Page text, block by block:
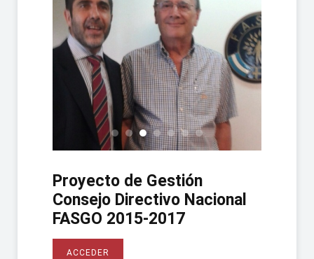
Asuncion 01
Asuncion 02
Asuncion 03
Asuncion 04
Asuncion 05
Asuncion 06
Asuncion 07
Proyecto de Gestión
Consejo Directivo Nacional
FASGO 2015-2017
ACCEDER